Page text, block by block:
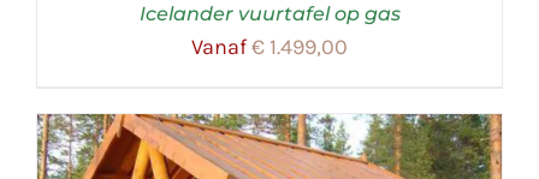
Icelander vuurtafel op gas
Vanaf€ 1.499,00